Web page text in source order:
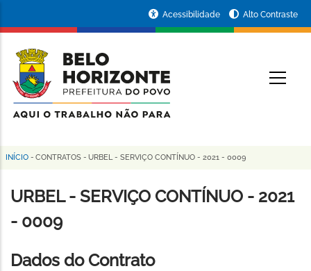
conteúdo
principal
da
Prefeitura
de
Horizonte
Acessibilidade Alto Contraste
Trilha
de
navegação
INÍCIO - CONTRATOS - URBEL - SERVIÇO CONTÍNUO - 2021 - 0009
URBEL - SERVIÇO CONTÍNUO - 2021
- 0009
Dados do Contrato